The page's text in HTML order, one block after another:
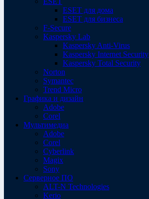
ESET для дома
ESET для бизнеса
F-Secure
Kaspersky Lab
Kaspersky Anti-Virus
Kaspersky Internet Security
Kaspersky Total Security
Norton
Symantec
Trend Micro
Графика и дизайн
Adobe
Corel
Мультимедиа
Adobe
Corel
Cyberlink
Magix
Sony
Серверное ПО
ALT-N Technologies
Kerio